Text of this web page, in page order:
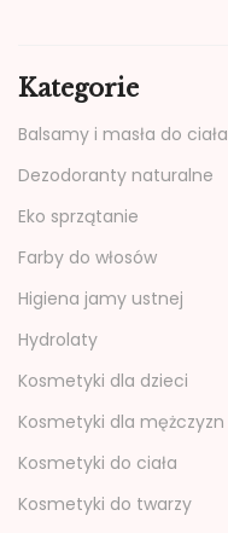
Kategorie
Balsamy i masła do ciała
Dezodoranty naturalne
Eko sprzątanie
Farby do włosów
Higiena jamy ustnej
Hydrolaty
Kosmetyki dla dzieci
Kosmetyki dla mężczyzn
Kosmetyki do ciała
Kosmetyki do twarzy